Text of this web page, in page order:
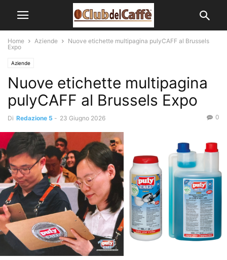
Home Aziende
Nuove etichette multipagina pulyCAFF al Brussels
Expo
Aziende
Nuove etichette multipagina
pulyCAFF al Brussels Expo
Di Redazione 5 - 23 Giugno 2026 0